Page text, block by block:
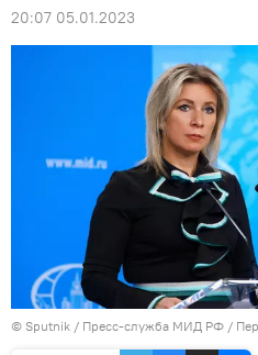
20:07 05.01.2023
© Sputnik / Пресс-служба МИД РФ /